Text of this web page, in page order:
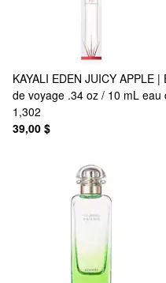
KAYALI EDEN JUICY APPLE
de voyage .34 oz / 10 mL
1,302
39,00 $